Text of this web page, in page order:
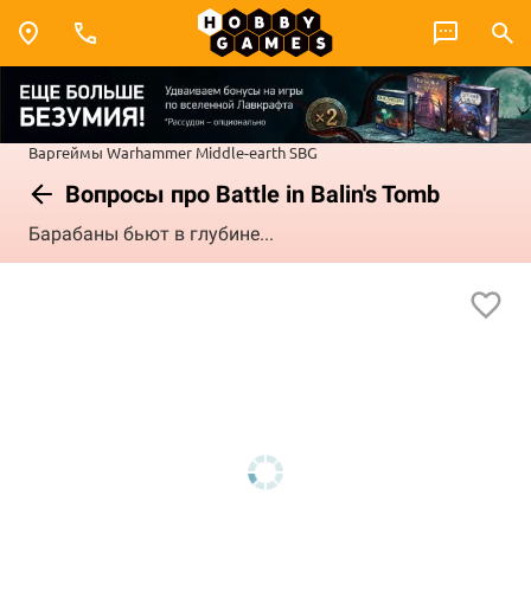
Варгеймы Warhammer Middle-earth SBG
Вопросы про Battle in Balin's Tomb
Барабаны бьют в глубине...